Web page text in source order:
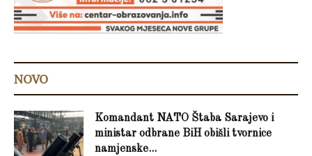
NOVO
Komandant NATO Štaba Sarajevo i
ministar odbrane BiH obišli tvornice
namjenske...